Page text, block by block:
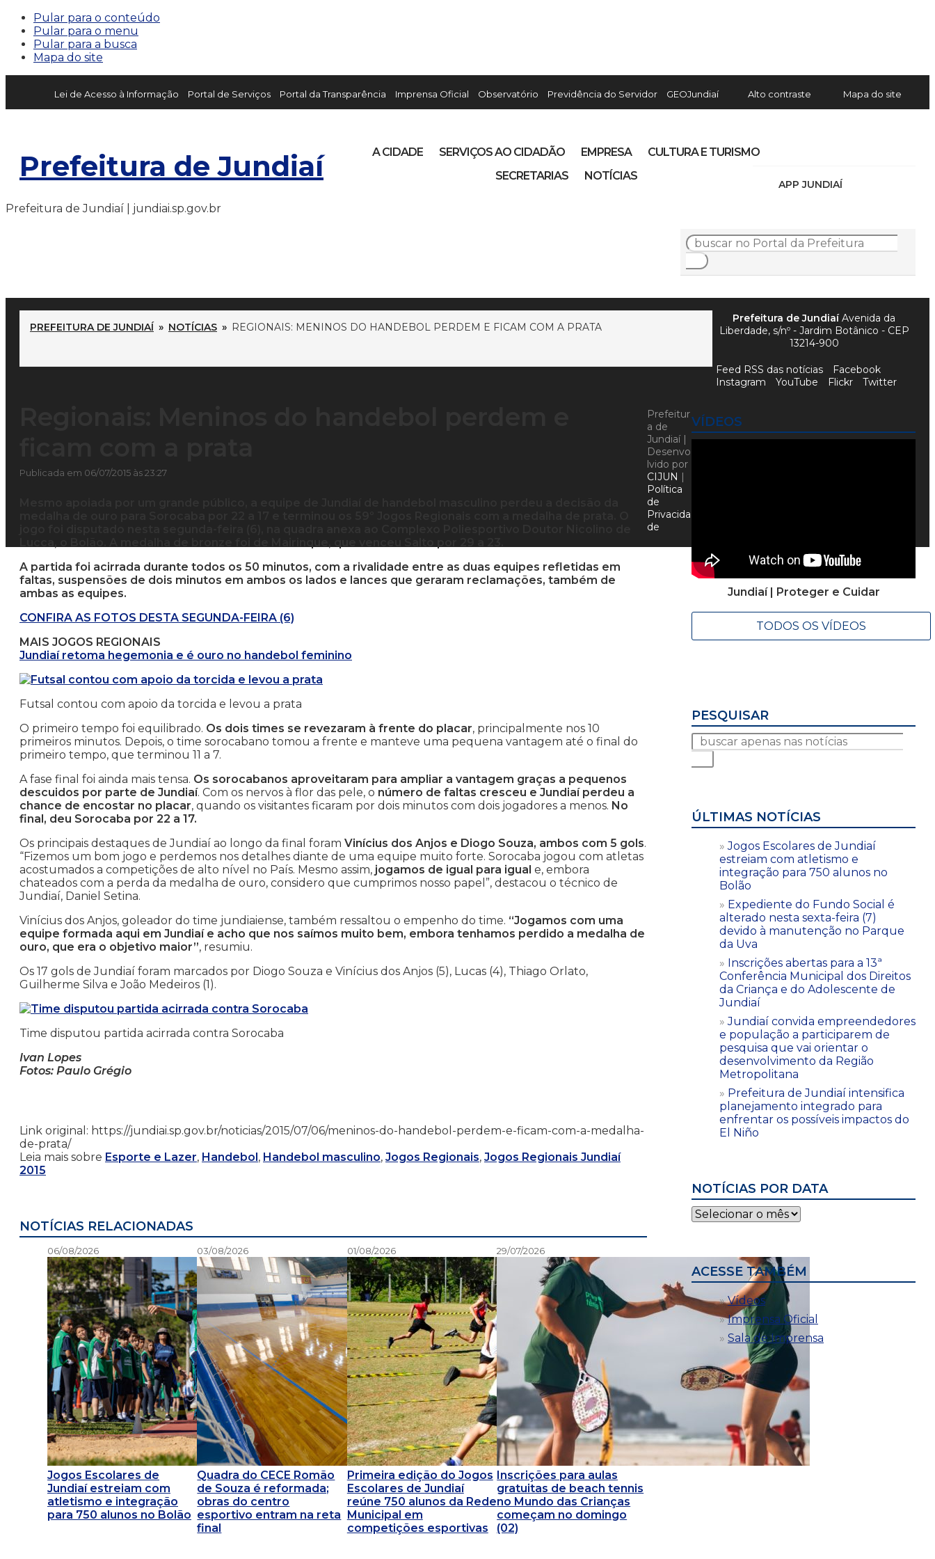
Pular para o conteúdo
Pular para o menu
Pular para a busca
Mapa do site
Lei de Acesso à Informação Portal de Serviços Portal da Transparência Imprensa Oficial Observatório Previdência do Servidor GEOJundiaí Alto contraste Mapa do site
Prefeitura de Jundiaí
APP JUNDIAÍ
A CIDADE SERVIÇOS AO CIDADÃO EMPRESA
CULTURA E TURISMO
SECRETARIAS
NOTÍCIAS
Prefeitura de Jundiaí | jundiai.sp.gov.br
PREFEITURA DE JUNDIAÍ » NOTÍCIAS » REGIONAIS: MENINOS DO HANDEBOL PERDEM E FICAM COM A PRATA
Publicada em 06/07/2015 às 23:27
A partida foi acirrada durante todos os 50 minutos, com a rivalidade entre as duas equipes refletidas em
faltas, suspensões de dois minutos em ambos os lados e lances que geraram reclamações, também de
ambas as equipes.
CONFIRA AS FOTOS DESTA SEGUNDA-FEIRA (6)
MAIS JOGOS REGIONAIS
Jundiaí retoma hegemonia e é ouro no handebol feminino
Futsal contou com apoio da torcida e levou a prata
O primeiro tempo foi equilibrado. Os dois times se revezaram à frente do placar, principalmente nos 10
primeiros minutos. Depois, o time sorocabano tomou a frente e manteve uma pequena vantagem até o final do
primeiro tempo, que terminou 11 a 7.
A fase final foi ainda mais tensa. Os sorocabanos aproveitaram para ampliar a vantagem graças a pequenos
descuidos por parte de Jundiaí. Com os nervos à flor das pele, o número de faltas cresceu e Jundiaí perdeu a
chance de encostar no placar, quando os visitantes ficaram por dois minutos com dois jogadores a menos. No
final, deu Sorocaba por 22 a 17.
Os principais destaques de Jundiaí ao longo da final foram Vinícius dos Anjos e Diogo Souza, ambos com 5 gols.
“Fizemos um bom jogo e perdemos nos detalhes diante de uma equipe muito forte. Sorocaba jogou com atletas
acostumados a competições de alto nível no País. Mesmo assim, jogamos de igual para igual e, embora
chateados com a perda da medalha de ouro, considero que cumprimos nosso papel”, destacou o técnico de
Jundiaí, Daniel Setina.
Vinícius dos Anjos, goleador do time jundiaiense, também ressaltou o empenho do time. “Jogamos com uma
equipe formada aqui em Jundiaí e acho que nos saímos muito bem, embora tenhamos perdido a medalha de
ouro, que era o objetivo maior”, resumiu.
Os 17 gols de Jundiaí foram marcados por Diogo Souza e Vinícius dos Anjos (5), Lucas (4), Thiago Orlato,
Guilherme Silva e João Medeiros (1).
Time disputou partida acirrada contra Sorocaba
Ivan Lopes
Fotos: Paulo Grégio
Link original: https://jundiai.sp.gov.br/noticias/2015/07/06/meninos-do-handebol-perdem-e-ficam-com-a-medalha-
de-prata/
Leia mais sobre Esporte e Lazer, Handebol, Handebol masculino, Jogos Regionais, Jogos Regionais Jundiaí
2015
NOTÍCIAS RELACIONADAS
06/08/2026
Jogos Escolares de
Jundiaí estreiam com
atletismo e integração
para 750 alunos no Bolão
03/08/2026
Quadra do CECE Romão
de Souza é reformada;
obras do centro
esportivo entram na reta
final
01/08/2026
Primeira edição do Jogos
Escolares de Jundiaí
reúne 750 alunos da Rede
Municipal em
competições esportivas
29/07/2026
Inscrições para aulas
gratuitas de beach tennis
no Mundo das Crianças
começam no domingo
(02)
VÍDEOS
Jundiaí | Proteger e Cuidar
TODOS OS VÍDEOS
PESQUISAR
ÚLTIMAS NOTÍCIAS
Jogos Escolares de Jundiaí
estreiam com atletismo e
integração para 750 alunos no
Bolão
Expediente do Fundo Social é
alterado nesta sexta-feira (7)
devido à manutenção no Parque
da Uva
Inscrições abertas para a 13ª
Conferência Municipal dos Direitos
da Criança e do Adolescente de
Jundiaí
Jundiaí convida empreendedores
e população a participarem de
pesquisa que vai orientar o
desenvolvimento da Região
Metropolitana
Prefeitura de Jundiaí intensifica
planejamento integrado para
enfrentar os possíveis impactos do
El Niño
NOTÍCIAS POR DATA
Notícias
por
ACESSE TAMBÉM
Vídeos
Imprensa Oficial
Sala de Imprensa
Prefeitura de JundiaíAvenida da
Liberdade, s/nº - Jardim Botânico - CEP
13214-900
Feed RSS das notícias
Facebook
Instagram
YouTube Flickr Twitter
Prefeitur
a de
Jundiaí |
Desenvo
lvido por
CIJUN |
Política
de
Privacida
de